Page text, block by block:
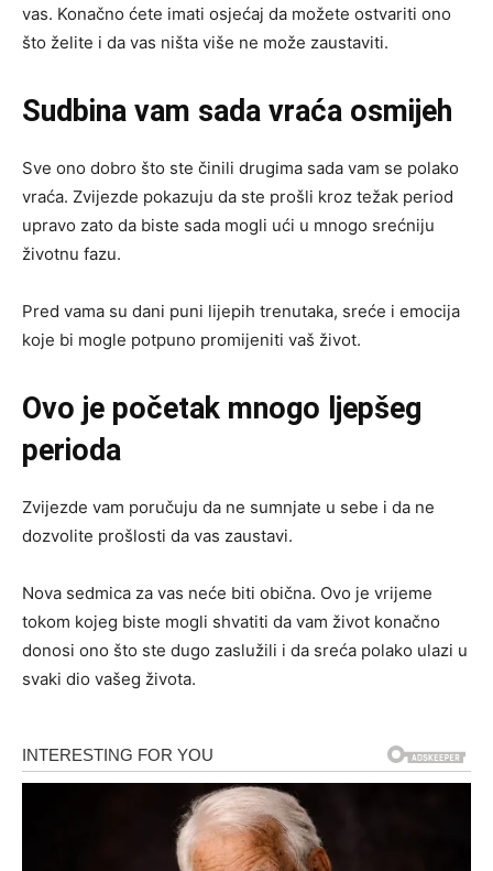
vas. Konačno ćete imati osjećaj da možete ostvariti ono
što želite i da vas ništa više ne može zaustaviti.
Sudbina vam sada vraća osmijeh
Sve ono dobro što ste činili drugima sada vam se polako
vraća. Zvijezde pokazuju da ste prošli kroz težak period
upravo zato da biste sada mogli ući u mnogo srećniju
životnu fazu.
Pred vama su dani puni lijepih trenutaka, sreće i emocija
koje bi mogle potpuno promijeniti vaš život.
Ovo je početak mnogo ljepšeg
perioda
Zvijezde vam poručuju da ne sumnjate u sebe i da ne
dozvolite prošlosti da vas zaustavi.
Nova sedmica za vas neće biti obična. Ovo je vrijeme
tokom kojeg biste mogli shvatiti da vam život konačno
donosi ono što ste dugo zaslužili i da sreća polako ulazi u
svaki dio vašeg života.